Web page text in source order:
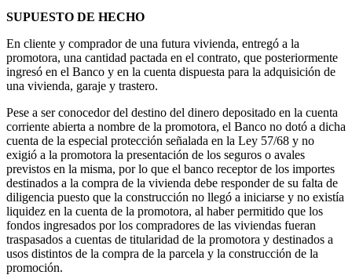
SUPUESTO DE HECHO
En cliente y comprador de una futura vivienda, entregó a la
promotora, una cantidad pactada en el contrato, que posteriormente
ingresó en el Banco y en la cuenta dispuesta para la adquisición de
una vivienda, garaje y trastero.
Pese a ser conocedor del destino del dinero depositado en la cuenta
corriente abierta a nombre de la promotora, el Banco no dotó a dicha
cuenta de la especial protección señalada en la Ley 57/68 y no
exigió a la promotora la presentación de los seguros o avales
previstos en la misma, por lo que el banco receptor de los importes
destinados a la compra de la vivienda debe responder de su falta de
diligencia puesto que la construcción no llegó a iniciarse y no existía
liquidez en la cuenta de la promotora, al haber permitido que los
fondos ingresados por los compradores de las viviendas fueran
traspasados a cuentas de titularidad de la promotora y destinados a
usos distintos de la compra de la parcela y la construcción de la
promoción.